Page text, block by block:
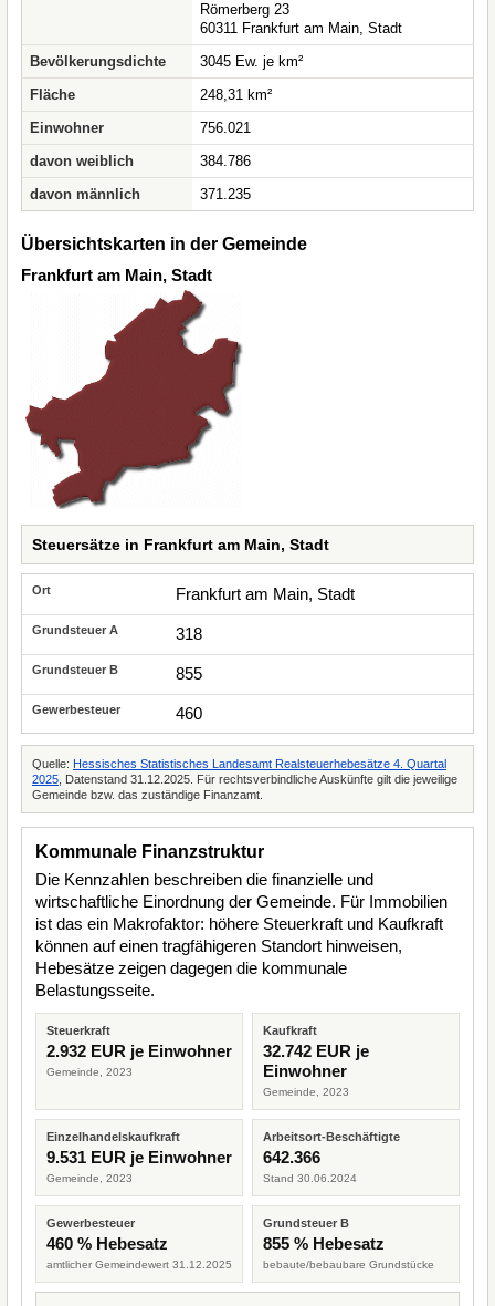
Römerberg 23
60311 Frankfurt am Main, Stadt
Bevölkerungsdichte
3045 Ew. je km²
Fläche
248,31 km²
Einwohner
756.021
davon weiblich
384.786
davon männlich
371.235
Übersichtskarten in der Gemeinde
Frankfurt am Main, Stadt
Steuersätze in Frankfurt am Main, Stadt
Frankfurt am Main, Stadt
318
855
460
Quelle: Hessisches Statistisches Landesamt Realsteuerhebesätze 4. Quartal
2025 , Datenstand 31.12.2025. Für rechtsverbindliche Auskünfte gilt die jeweilige
Gemeinde bzw. das zuständige Finanzamt.
Kommunale Finanzstruktur
Die Kennzahlen beschreiben die finanzielle und
wirtschaftliche Einordnung der Gemeinde. Für Immobilien
ist das ein Makrofaktor: höhere Steuerkraft und Kaufkraft
können auf einen tragfähigeren Standort hinweisen,
Hebesätze zeigen dagegen die kommunale
Belastungsseite.
Steuerkraft
2.932 EUR je Einwohner
Gemeinde, 2023
Kaufkraft
32.742 EUR je
Einwohner
Gemeinde, 2023
Einzelhandelskaufkraft
9.531 EUR je Einwohner
Gemeinde, 2023
Arbeitsort-Beschäftigte
642.366
Stand 30.06.2024
Gewerbesteuer
460 % Hebesatz
amtlicher Gemeindewert 31.12.2025
Grundsteuer B
855 % Hebesatz
bebaute/bebaubare Grundstücke